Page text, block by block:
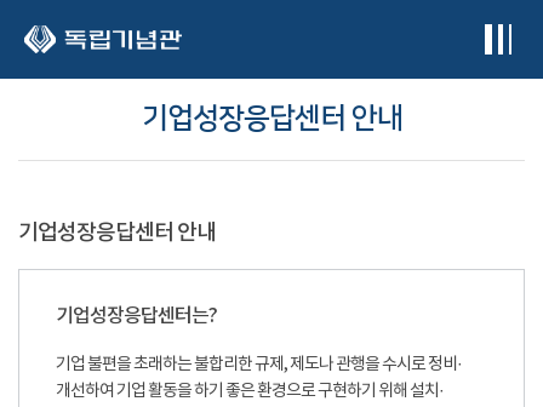
기업성장응답센터 안내
기업성장응답센터 안내
기업성장응답센터는?
기업 불편을 초래하는 불합리한 규제, 제도나 관행을 수시로 정비·
개선하여 기업 활동을 하기 좋은 환경으로 구현하기 위해 설치·